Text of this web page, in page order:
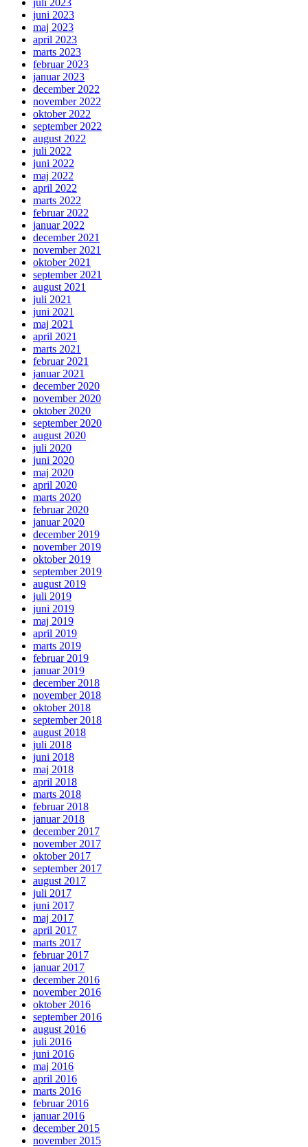
juli 2023
juni 2023
maj 2023
april 2023
marts 2023
februar 2023
januar 2023
december 2022
november 2022
oktober 2022
september 2022
august 2022
juli 2022
juni 2022
maj 2022
april 2022
marts 2022
februar 2022
januar 2022
december 2021
november 2021
oktober 2021
september 2021
august 2021
juli 2021
juni 2021
maj 2021
april 2021
marts 2021
februar 2021
januar 2021
december 2020
november 2020
oktober 2020
september 2020
august 2020
juli 2020
juni 2020
maj 2020
april 2020
marts 2020
februar 2020
januar 2020
december 2019
november 2019
oktober 2019
september 2019
august 2019
juli 2019
juni 2019
maj 2019
april 2019
marts 2019
februar 2019
januar 2019
december 2018
november 2018
oktober 2018
september 2018
august 2018
juli 2018
juni 2018
maj 2018
april 2018
marts 2018
februar 2018
januar 2018
december 2017
november 2017
oktober 2017
september 2017
august 2017
juli 2017
juni 2017
maj 2017
april 2017
marts 2017
februar 2017
januar 2017
december 2016
november 2016
oktober 2016
september 2016
august 2016
juli 2016
juni 2016
maj 2016
april 2016
marts 2016
februar 2016
januar 2016
december 2015
november 2015